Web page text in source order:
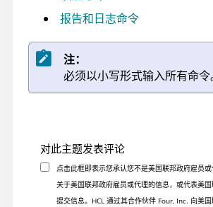
报告和日志命令
注：
必须以小写形式输入所有命令
对此主题发表评论
点击此框即表示您承认您不是美国联邦政府雇员
关于美国联邦政府雇员或代理的信息，或代表美
提交信息。HCL 通过其合作伙伴 Four, Inc. 向美